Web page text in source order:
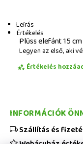
Leírás
Értékelés
Plüss elefánt 15
Legyen az első, aki
Értékelés
INFORMÁCIÓK
Szállítás és